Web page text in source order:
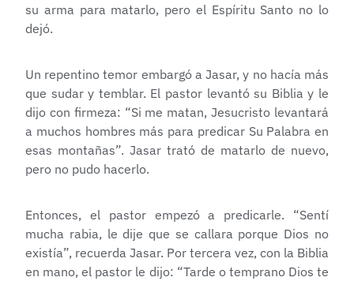
su arma para matarlo, pero el Espíritu Santo no lo
dejó.
Un repentino temor embargó a Jasar, y no hacía más
que sudar y temblar. El pastor levantó su Biblia y le
dijo con firmeza: “Si me matan, Jesucristo levantará
a muchos hombres más para predicar Su Palabra en
esas montañas”. Jasar trató de matarlo de nuevo,
pero no pudo hacerlo.
Entonces, el pastor empezó a predicarle. “Sentí
mucha rabia, le dije que se callara porque Dios no
existía”, recuerda Jasar. Por tercera vez, con la Biblia
en mano, el pastor le dijo: “Tarde o temprano Dios te